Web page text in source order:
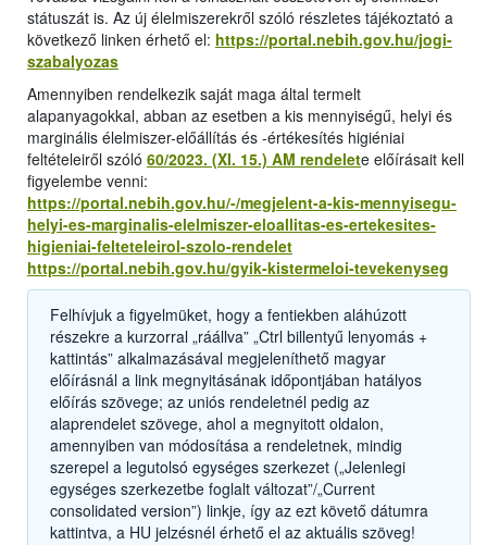
státuszát is. Az új élelmiszerekről szóló részletes tájékoztató a
következő linken érhető el: https://portal.nebih.gov.hu/jogi-
szabalyozas
Amennyiben rendelkezik saját maga által termelt
alapanyagokkal, abban az esetben a kis mennyiségű, helyi és
marginális élelmiszer-előállítás és -értékesítés higiéniai
feltételeiről szóló 60/2023. (XI. 15.) AM rendelete előírásait kell
figyelembe venni:
https://portal.nebih.gov.hu/-/megjelent-a-kis-mennyisegu-
helyi-es-marginalis-elelmiszer-eloallitas-es-ertekesites-
higieniai-felteteleirol-szolo-rendelet
https://portal.nebih.gov.hu/gyik-kistermeloi-tevekenyseg
Felhívjuk a figyelmüket, hogy a fentiekben aláhúzott
részekre a kurzorral „ráállva” „Ctrl billentyű lenyomás +
kattintás” alkalmazásával megjeleníthető magyar
előírásnál a link megnyitásának időpontjában hatályos
előírás szövege; az uniós rendeletnél pedig az
alaprendelet szövege, ahol a megnyitott oldalon,
amennyiben van módosítása a rendeletnek, mindig
szerepel a legutolsó egységes szerkezet („Jelenlegi
egységes szerkezetbe foglalt változat”/„Current
consolidated version”) linkje, így az ezt követő dátumra
kattintva, a HU jelzésnél érhető el az aktuális szöveg!